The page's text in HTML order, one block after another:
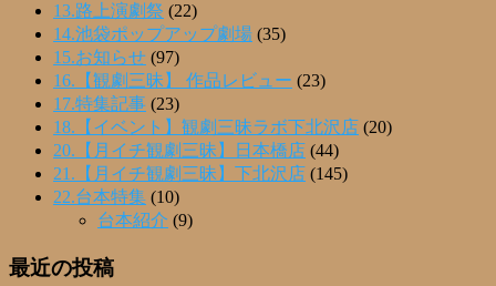
13.路上演劇祭 (22)
14.池袋ポップアップ劇場 (35)
15.お知らせ (97)
16.【観劇三昧】 作品レビュー (23)
17.特集記事 (23)
18.【イベント】観劇三昧ラボ下北沢店 (20)
20.【月イチ観劇三昧】日本橋店 (44)
21.【月イチ観劇三昧】下北沢店 (145)
22.台本特集 (10)
台本紹介 (9)
最近の投稿